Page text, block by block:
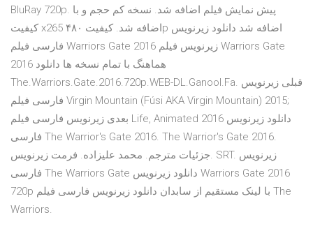
BluRay 720p. پیش نمایش فیلم اضافه شد. نسخه کم حجم و با
کیفیت x265 اضافه شد. کیفیت ۴۸۰p اضافه شد دانلود زیرنویس
فارسی فیلم Warriors Gate 2016 زیرنویس فیلم Warriors Gate
2016 هماهنگ با تمام نسخه ها دانلود
The.Warriors.Gate.2016.720p.WEB-DL.Ganool.Fa. قبلی زیرنویس
فارسی فیلم Virgin Mountain (Fúsi AKA Virgin Mountain) 2015;
بعدی زیرنویس فارسی فیلم Life, Animated 2016 دانلود زیرنویس
فارسی The Warrior's Gate 2016. The Warrior's Gate 2016.
جزئيات مترجم. محمد علیزاده. فرمت زیرنویس. SRT. زیرنویس
فارسی The Warriors Gate دانلود زيرنويس Warriors Gate 2016
720p با لينک مستقيم از سابدان دانلود زيرنويس فارسی فيلم The
Warriors.